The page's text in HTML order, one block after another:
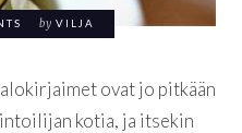
by VILJA
ovat jo pitkään
kotia, ja itsekin